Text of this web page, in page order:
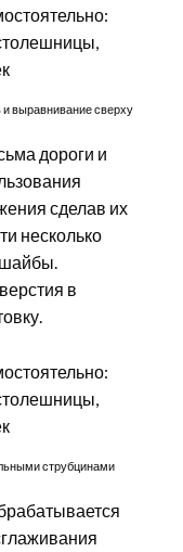
выравнивание сверху
дороги и
сделав их
несколько
шайбы.
в
струбцинами